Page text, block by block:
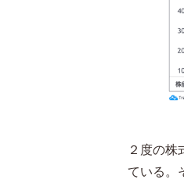
２度の株
ている。